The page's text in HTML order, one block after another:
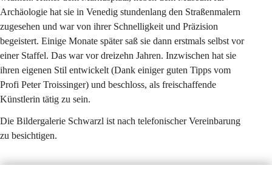
Archäologie hat sie in Venedig stundenlang den Straßenmalern
zugesehen und war von ihrer Schnelligkeit und Präzision
begeistert. Einige Monate später saß sie dann erstmals selbst vor
einer Staffel. Das war vor dreizehn Jahren. Inzwischen hat sie
ihren eigenen Stil entwickelt (Dank einiger guten Tipps vom
Profi Peter Troissinger) und beschloss, als freischaffende
Künstlerin tätig zu sein.
Die Bildergalerie Schwarzl ist nach telefonischer Vereinbarung
zu besichtigen.